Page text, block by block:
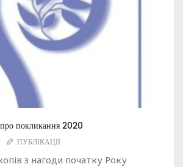
покликання 2020
ПУБЛІКАЦІЇ
з нагоди початку Року